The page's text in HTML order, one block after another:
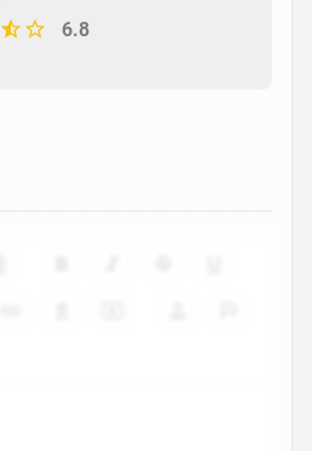
6.8